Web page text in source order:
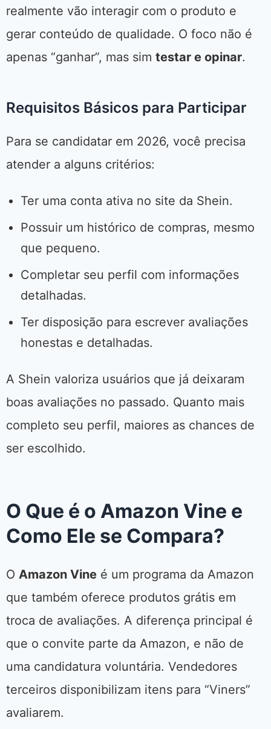
realmente vão interagir com o produto e
gerar conteúdo de qualidade. O foco não é
apenas “ganhar”, mas sim testar e opinar.
Requisitos Básicos para Participar
Para se candidatar em 2026, você precisa
atender a alguns critérios:
Ter uma conta ativa no site da Shein.
Possuir um histórico de compras, mesmo
que pequeno.
Completar seu perfil com informações
detalhadas.
Ter disposição para escrever avaliações
honestas e detalhadas.
A Shein valoriza usuários que já deixaram
boas avaliações no passado. Quanto mais
completo seu perfil, maiores as chances de
ser escolhido.
O Que é o Amazon Vine e
Como Ele se Compara?
O Amazon Vine é um programa da Amazon
que também oferece produtos grátis em
troca de avaliações. A diferença principal é
que o convite parte da Amazon, e não de
uma candidatura voluntária. Vendedores
terceiros disponibilizam itens para “Viners”
avaliarem.